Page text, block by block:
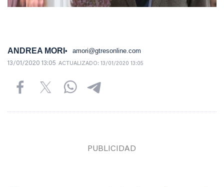
ANDREA MORI amori@gtresonline.com
13/01/2020 13:05 ACTUALIZADO: 13/01/2020 13:05